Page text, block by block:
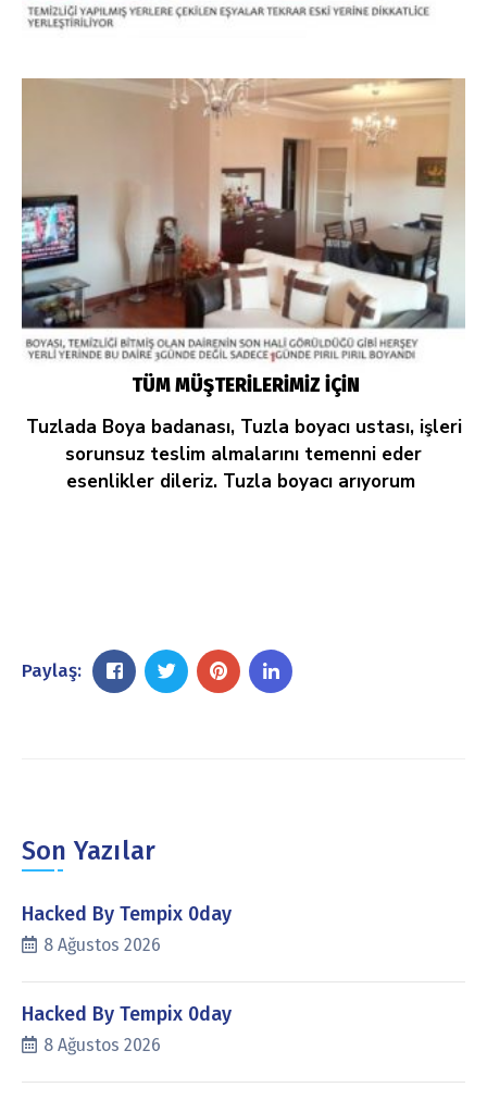
TÜM MÜŞTERİLERİMİZ İÇİN
Tuzlada Boya badanası, Tuzla boyacı ustası, işleri
sorunsuz teslim almalarını temenni eder
esenlikler dileriz. Tuzla boyacı arıyorum
Paylaş:
Son Yazılar
Hacked By Tempix 0day
8 Ağustos 2026
Hacked By Tempix 0day
8 Ağustos 2026